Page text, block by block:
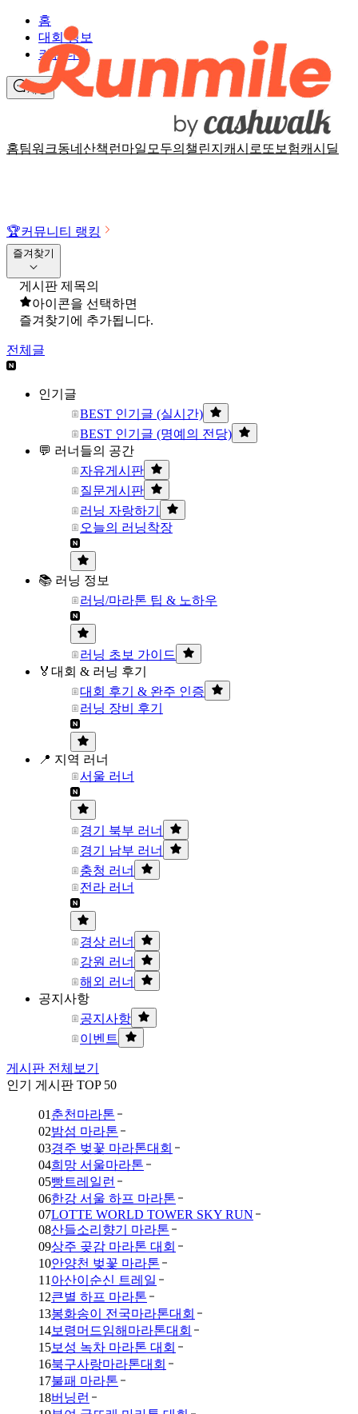
홈팀워크동네산책 런마일 모두의챌린지 캐시로또 보험캐시딜
홈
대회 정보
커뮤니티
채팅
🏆커뮤니티 랭킹
즐겨찾기
게시판 제목의
아이콘을 선택하면
즐겨찾기에 추가됩니다.
전체글
인기글
BEST 인기글 (실시간)
BEST 인기글 (명예의 전당)
💬 러너들의 공간
자유게시판
질문게시판
러닝 자랑하기
오늘의 러닝착장
📚 러닝 정보
러닝/마라톤 팁 & 노하우
러닝 초보 가이드
🏅대회 & 러닝 후기
대회 후기 & 완주 인증
러닝 장비 후기
📍 지역 러너
서울 러너
경기 북부 러너
경기 남부 러너
충청 러너
전라 러너
경상 러너
강원 러너
해외 러너
공지사항
공지사항
이벤트
게시판 전체보기
인기 게시판 TOP 50
01 춘천마라톤
02밤섬 마라톤
03경주 벚꽃 마라톤대회
04희망 서울마라톤
05빵트레일런
06한강 서울 하프 마라톤
07LOTTE WORLD TOWER SKY RUN
08산들소리향기 마라톤
09상주 곶감 마라톤 대회
10안양천 벚꽃 마라톤
11 아산이순신 트레일
12큰별 하프 마라톤
13봉화송이 전국마라톤대회
14보령머드임해마라톤대회
15보성 녹차 마라톤 대회
16북구사랑마라톤대회
17불패 마라톤
18버닝런